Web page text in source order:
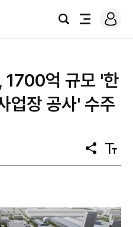
검
전
로
그
1700억 규모 '한
업장 공사' 수주
공
유
텍
스